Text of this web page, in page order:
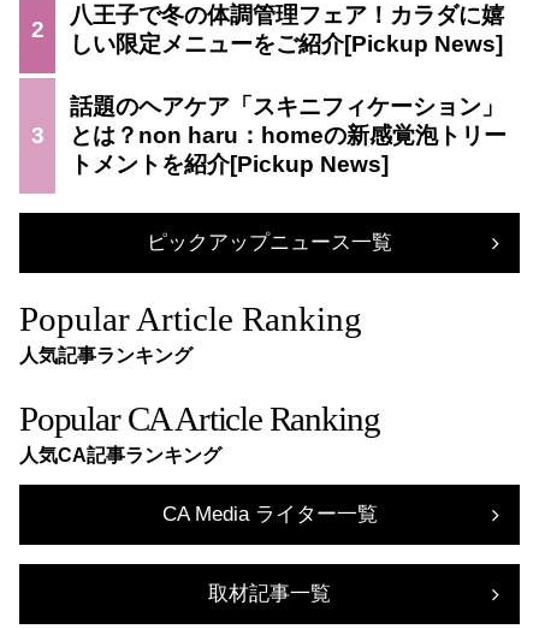
2
八王子で冬の体調管理フェア！カラダに嬉
しい限定メニューをご紹介
3
話題のヘアケア「スキニフィケーション」
とは？non haru：homeの新感覚泡トリー
トメントを紹介
ピックアップニュース一覧
Popular Article Ranking
人気記事ランキング
Popular CA Article Ranking
人気CA記事ランキング
CA Media ライター一覧
取材記事一覧